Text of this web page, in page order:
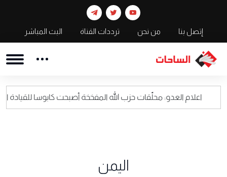
إتصل بنا من نحن ترددات القناة البث المباشر
محلّقات حزب الله المفخخة أصبحت كابوسا للقيادة العسكرية
اليمن